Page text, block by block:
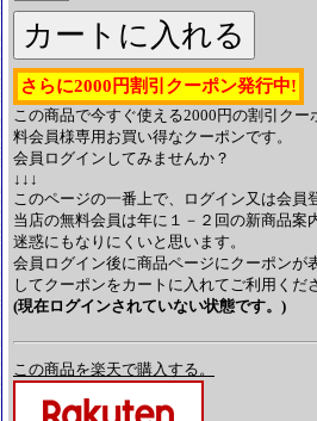
さらに2000円割引クーポン発行中!
この商品で今すぐ使える2000円の割引ク
料会員様専用お買い得なクーポンです。
会員ログインしてみませんか？
↓↓↓
このページの一番上で、ログイン又は会員
当店の無料会員は年に１－２回の新商品案
迷惑にもなりにくいと思います。
会員ログイン後に商品ページにクーポンが
してクーポンをカートに入れてご利用くだ
(現在ログインされていない状態です。)
この商品を楽天で購入する。